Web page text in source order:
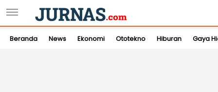
Beranda News Ekonomi Ototekno Hiburan Gaya